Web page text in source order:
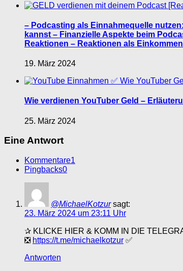
– Podcasting als Einnahmequelle
kannst – Finanzielle Aspekte beim
Reaktionen – Reaktionen als
19. März 2024
Wie verdienen YouTuber Geld –
25. März 2024
Eine Antwort
Kommentare1
Pingbacks0
@MichaelKotzur sagt:
23. März 2024 um 23:11 Uhr
✰ KLICKE HIER & KOMM IN DIE
❎ https://t.me/michaelkotzur ✅
Antworten